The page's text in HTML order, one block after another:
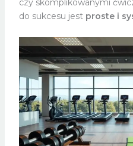
czy skomplikowanymi
do sukcesu jest proste i